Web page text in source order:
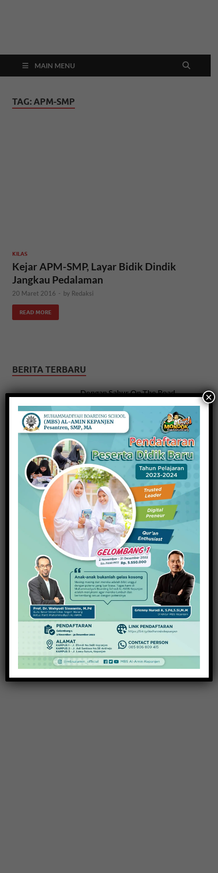
MAIN MENU
TAG:APM-SMP
KILAS
Kejar APM-SMP, Layar Bidik Dindik
Jangkau Pedalaman
20 Maret 2016 - by Redaksi
READ MORE
BERITA TERBARU
Dengan Sahur On The Road,
Sahur dan Barbeque
8 Maret 2026
Air Siap Minum ZAMP Tirta
Kanjuruhan Kini Bisa Dinikmati di
Kabupaten Malang
1 Januari 2026
Toleransi dan Gotong Royong
Diperkuat, Penting untuk
Mendukung Pembangunan
Berkeadaban
28 November 2025
Sosialisasi Ideologi dan Sejarah
Bangsa: Meneguhkan Jati Diri
Bangsa untuk NKRI
26 November 2025
Raih Indeks Harmoni Indonesia
dari Mendagri, Kesbangpol
Wujudkan Kampung Harmoni
20 November 2025
×